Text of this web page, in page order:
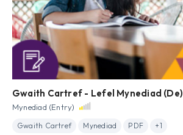
Gwaith Cartref - Lefel Mynediad (De)
Mynediad (Entry)
Gwaith Cartref Mynediad PDF +1